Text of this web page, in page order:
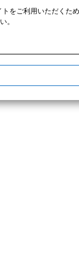
をご利用いただく
。​